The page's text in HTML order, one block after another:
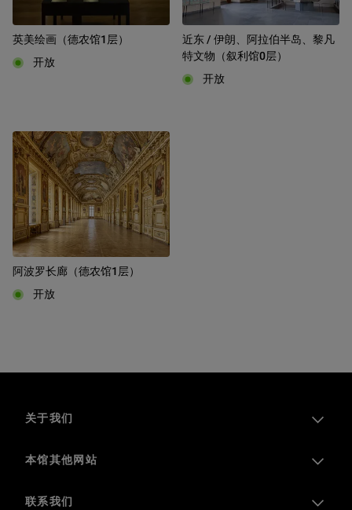
英美绘画（德农馆1层）
开放
近东 / 伊朗、阿拉伯半岛、黎凡
特文物（叙利馆0层）
开放
阿波罗长廊（德农馆1层）
开放
关于我们
活跃于法国及全球的卢浮宫
本馆其他网站
在线购票
联系我们